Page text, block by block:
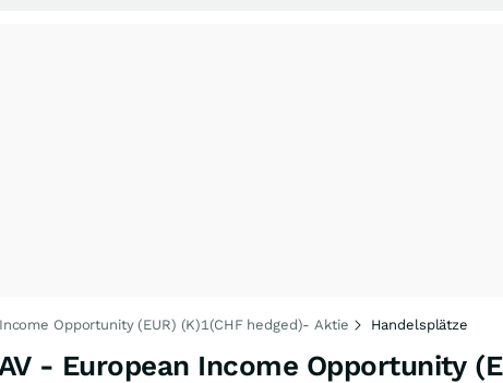
Opportunity (EUR) (K)1(CHF hedged)- Aktie Handelsplätze
- European Income Opportunity